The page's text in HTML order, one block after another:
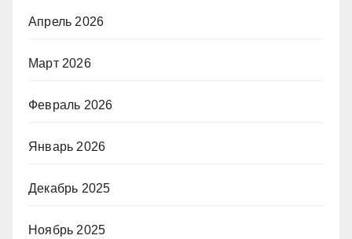
Апрель 2026
Март 2026
Февраль 2026
Январь 2026
Декабрь 2025
Ноябрь 2025